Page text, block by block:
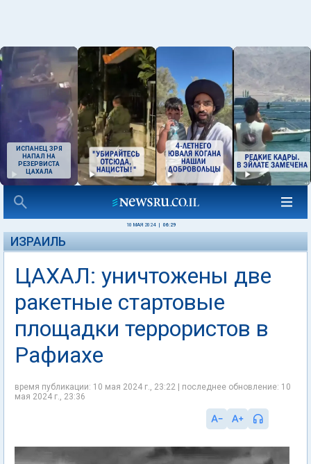
ИСПАНЕЦ ЗРЯ
НАПАЛ НА
РЕЗЕРВИСТА
ЦАХАЛА
10 МАЯ 2024 06:29
ИЗРАИЛЬ
ЦАХАЛ: уничтожены две
ракетные стартовые
площадки террористов в
Рафиахе
время публикации: 10 мая 2024 г., 23:22 | последнее обновление: 10
мая 2024 г., 23:36